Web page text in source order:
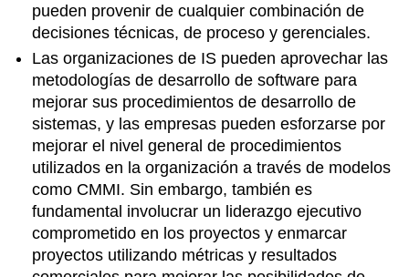
pueden provenir de cualquier combinación de
decisiones técnicas, de proceso y gerenciales.
Las organizaciones de IS pueden aprovechar las
metodologías de desarrollo de software para
mejorar sus procedimientos de desarrollo de
sistemas, y las empresas pueden esforzarse por
mejorar el nivel general de procedimientos
utilizados en la organización a través de modelos
como CMMI. Sin embargo, también es
fundamental involucrar un liderazgo ejecutivo
comprometido en los proyectos y enmarcar
proyectos utilizando métricas y resultados